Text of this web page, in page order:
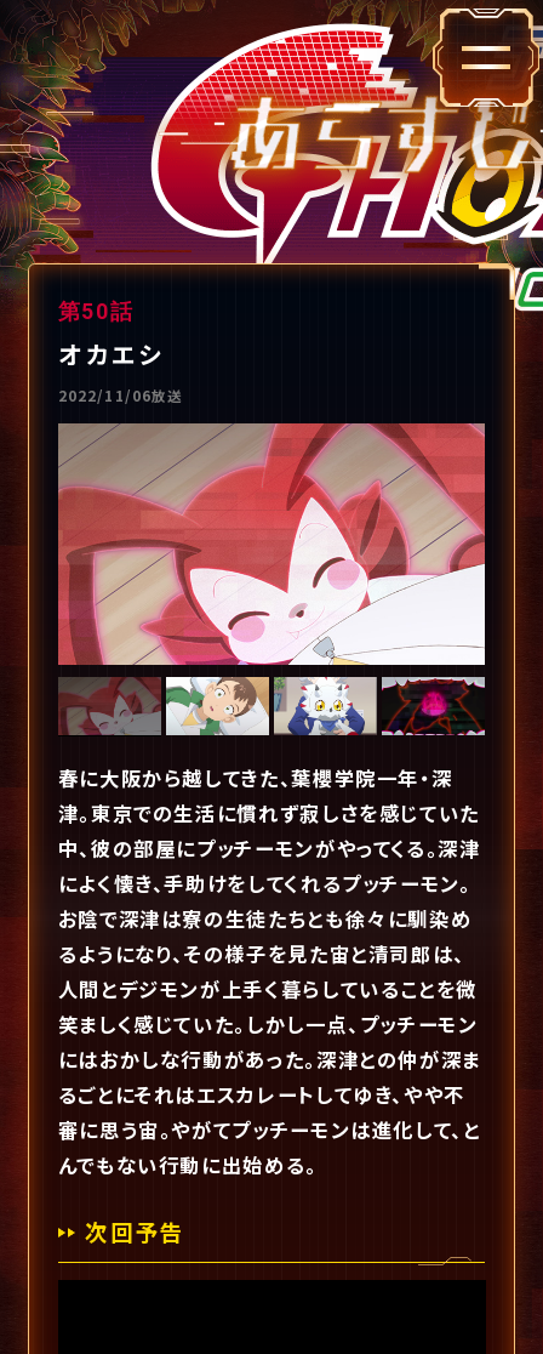
第50話
オカエシ
2022/11/06放送
春に大阪から越してきた、葉櫻学院一年・深
津。東京での生活に慣れず寂しさを感じていた
中、彼の部屋にプッチーモンがやってくる。深津
によく懐き、手助けをしてくれるプッチーモン。
お陰で深津は寮の生徒たちとも徐々に馴染め
るようになり、その様子を見た宙と清司郎は、
人間とデジモンが上手く暮らしていることを微
笑ましく感じていた。しかし一点、プッチーモン
にはおかしな行動があった。深津との仲が深ま
るごとにそれはエスカレートしてゆき、やや不
審に思う宙。やがてプッチーモンは進化して、と
んでもない行動に出始める。
次回予告